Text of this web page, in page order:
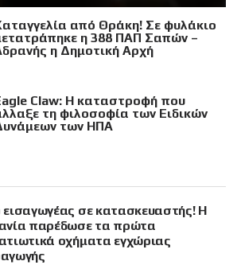
από Θράκη! Σε φυλάκιο
η 388 ΠΑΠ Σαπών –
η Δημοτική Αρχή
Claw: Η καταστροφή που
τη φιλοσοφία των Ειδικών
των ΗΠΑ
σε κατασκευαστής! Η
παρέδωσε τα πρώτα
οχήματα εγχώριας